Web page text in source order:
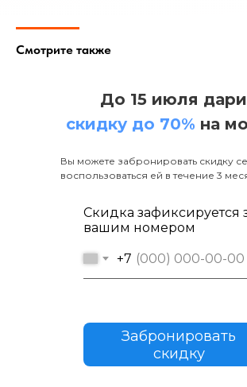
Смотрите также
До 15 июля
скидку до 70% на
Вы можете забронировать скидку
воспользоваться ей в течение 3
Скидка зафиксируется
вашим номером
+7
Забронировать
скидку
нашей работы. Исполнительность, отличное
обустройства загородной канализации.